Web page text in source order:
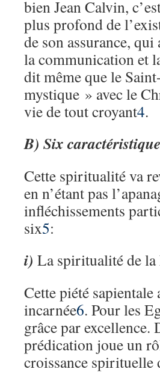
bien Jean Calvin,
plus profond de
de son assurance,
la communication et
dit même que le
mystique » avec le
vie de tout croyant4.
B) Six
Cette spiritualité va
en n’étant pas
infléchissements
six5:
i) La spiritualité de la
Cette piété
incarnée6. Pour les
grâce par excellence.
prédication joue un
croissance spirituelle